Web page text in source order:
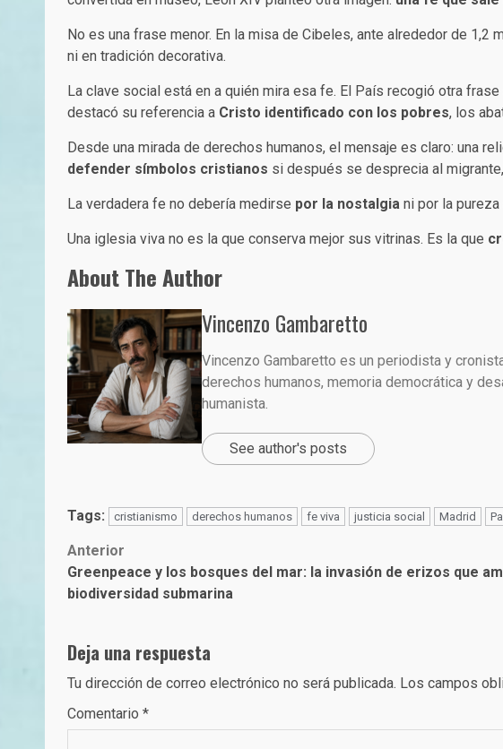
No es una frase menor. En la misa de Cibeles, ante alrededor de
ni en tradición decorativa.
La clave social está en a quién mira esa fe. El País recogió otra
destacó su referencia a Cristo identificado con los pobres, los
Desde una mirada de derechos humanos, el mensaje es claro: una
defender símbolos cristianos si después se desprecia al
La verdadera fe no debería medirse por la nostalgia ni por la
Una iglesia viva no es la que conserva mejor sus vitrinas. Es la que
About The Author
Vincenzo Gambaretto
Vincenzo Gambaretto es un periodista y
derechos humanos, memoria democrática y
humanista.
See author's posts
Tags: cristianismo derechos humanos fe viva justicia social Madrid
Post
navigation
Anterior
Greenpeace y los bosques del mar: la invasión de erizos que
biodiversidad submarina
Deja una respuesta
Tu dirección de correo electrónico no será publicada. Los campos
Comentario *